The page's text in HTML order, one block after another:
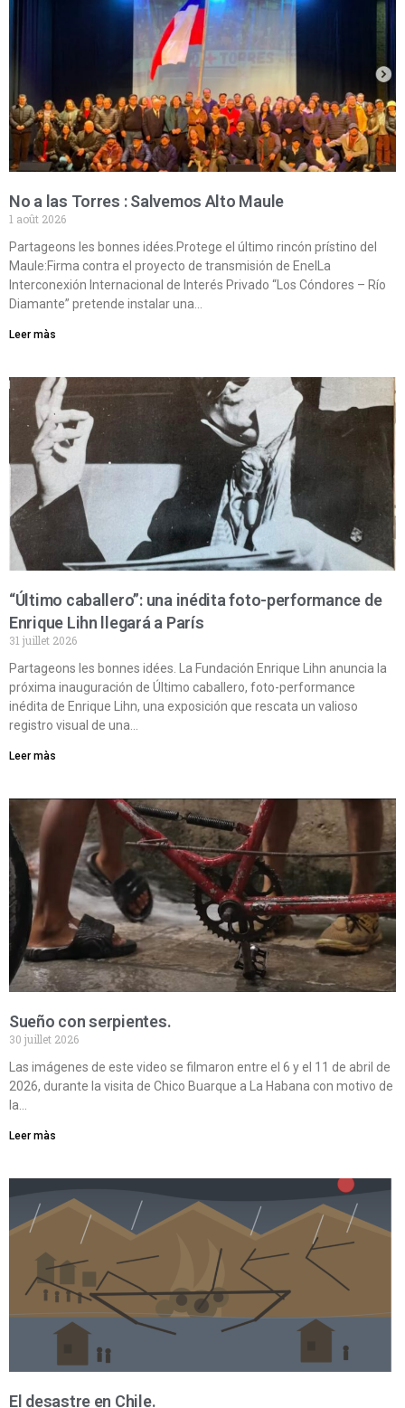
No a las Torres : Salvemos Alto Maule
1 août 2026
Partageons les bonnes idées.Protege el último rincón prístino del
Maule:Firma contra el proyecto de transmisión de EnelLa
Interconexión Internacional de Interés Privado “Los Cóndores – Río
Diamante” pretende instalar una…
Leer màs
“Último caballero”: una inédita foto-performance de
Enrique Lihn llegará a París
31 juillet 2026
Partageons les bonnes idées. La Fundación Enrique Lihn anuncia la
próxima inauguración de Último caballero, foto-performance
inédita de Enrique Lihn, una exposición que rescata un valioso
registro visual de una…
Leer màs
Sueño con serpientes.
30 juillet 2026
Las imágenes de este video se filmaron entre el 6 y el 11 de abril de
2026, durante la visita de Chico Buarque a La Habana con motivo de
la…
Leer màs
El desastre en Chile.